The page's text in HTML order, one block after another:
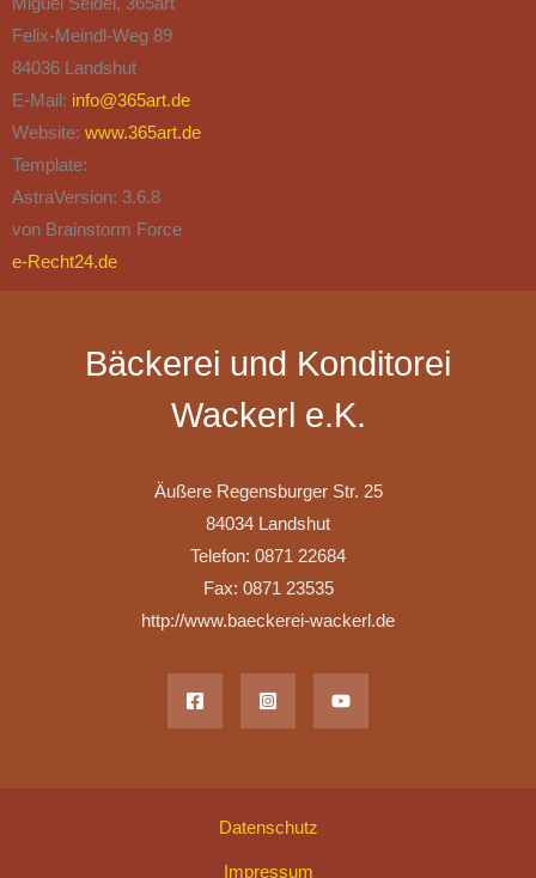
Felix-Meindl-Weg 89
84036 Landshut
E-Mail: info@365art.de
Website: www.365art.de
Template:
AstraVersion: 3.6.8
von Brainstorm Force
e-Recht24.de
Bäckerei und Konditorei
Wackerl e.K.
Äußere Regensburger Str. 25
84034 Landshut
Telefon: 0871 22684
Fax: 0871 23535
http://www.baeckerei-wackerl.de
Datenschutz
Impressum